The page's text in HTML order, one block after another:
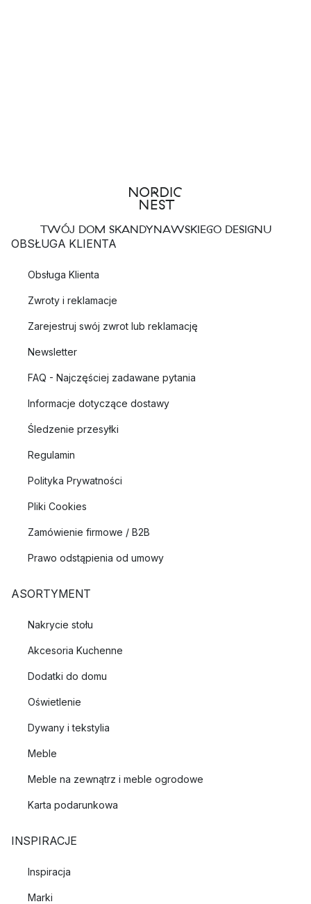
TWÓJ DOM SKANDYNAWSKIEGO DESIGNU
OBSŁUGA KLIENTA
Obsługa Klienta
Zwroty i reklamacje
Zarejestruj swój zwrot lub reklamację
Newsletter
FAQ - Najczęściej zadawane pytania
Informacje dotyczące dostawy
Śledzenie przesyłki
Regulamin
Polityka Prywatności
Pliki Cookies
Zamówienie firmowe / B2B
Prawo odstąpienia od umowy
ASORTYMENT
Nakrycie stołu
Akcesoria Kuchenne
Dodatki do domu
Oświetlenie
Dywany i tekstylia
Meble
Meble na zewnątrz i meble ogrodowe
Karta podarunkowa
INSPIRACJE
Inspiracja
Marki